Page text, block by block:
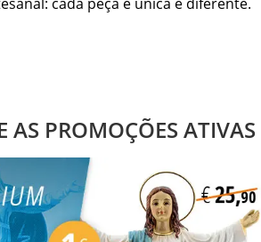
AS PROMOÇÕES ATIVAS